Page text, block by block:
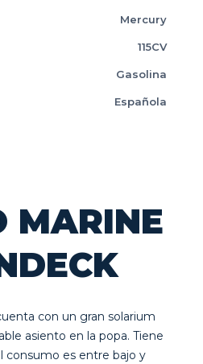
Mercury
115CV
Gasolina
Española
MARINE
con un gran solarium
asiento en la popa. Tiene
consumo es entre bajo y